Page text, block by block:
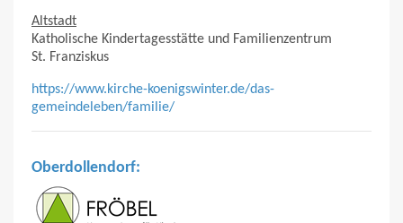
Altstadt
Katholische Kindertagesstätte und Familienzentrum
St. Franziskus
https://www.kirche-koenigswinter.de/das-
gemeindeleben/familie/
Oberdollendorf: